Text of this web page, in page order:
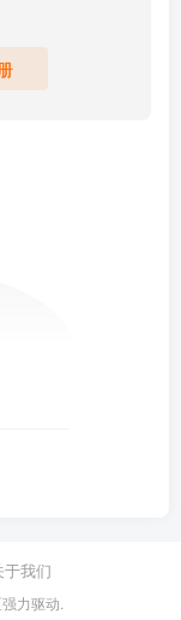
于我们
强力驱动.